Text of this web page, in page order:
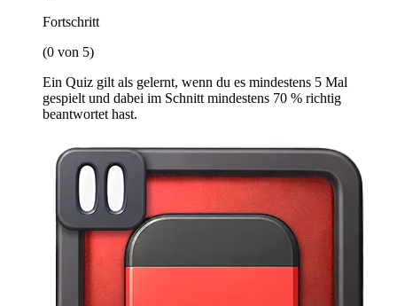
Fortschritt
(0 von 5)
Ein Quiz gilt als gelernt, wenn du es mindestens 5 Mal
gespielt und dabei im Schnitt mindestens 70 % richtig
beantwortet hast.